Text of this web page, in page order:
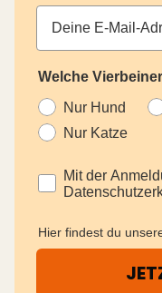
Welche
Nur Hund
Nur Katze
Datenschutz
Mit der
Hier findest du